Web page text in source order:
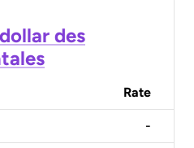
dollar des
Rate
-